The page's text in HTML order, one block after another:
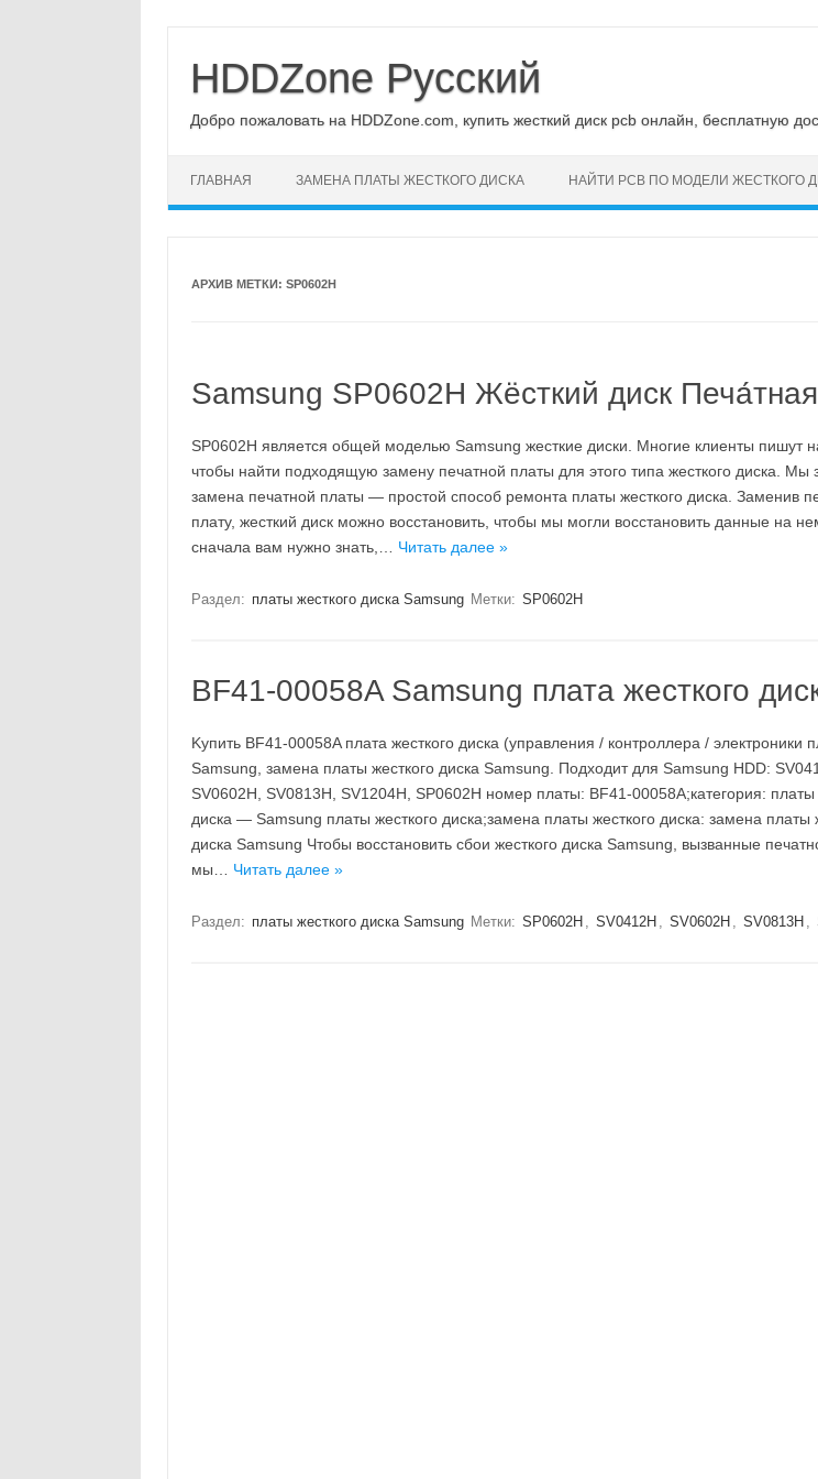
содержимому
HDDZone Русский
Добро пожаловать на HDDZone.com, купить жесткий диск pcb онлайн, бесплатную
ГЛАВНАЯ ЗАМЕНА ПЛАТЫ ЖЕСТКОГО ДИСКА НАЙТИ PCB ПО МОДЕЛИ ЖЕСТКОГО
АРХИВ МЕТКИ: SP0602H
Samsung SP0602H Жёсткий диск
SP0602H является общей моделью Samsung жесткие диски. Многие клиенты пишут
чтобы найти подходящую замену печатной платы для этого типа жесткого диска. Мы
замена печатной платы — простой способ ремонта платы жесткого диска. Заменив
плату, жесткий диск можно восстановить, чтобы мы могли восстановить данные на
сначала вам нужно знать,… Читать далее »
Раздел: платы жесткого диска Samsung Метки: SP0602H
BF41-00058A Samsung плата жесткого
Kупить BF41-00058A плата жесткого диска (управления / контроллера / электроники
Samsung, замена платы жесткого диска Samsung. Подходит для Samsung HDD:
SV0602H, SV0813H, SV1204H, SP0602H номер платы: BF41-00058A;категория: платы
диска — Samsung платы жесткого диска;замена платы жесткого диска: замена платы
диска Samsung Чтобы восстановить сбои жесткого диска Samsung, вызванные
мы… Читать далее »
Раздел: платы жесткого диска Samsung Метки: SP0602H , SV0412H , SV0602H , SV0813H ,